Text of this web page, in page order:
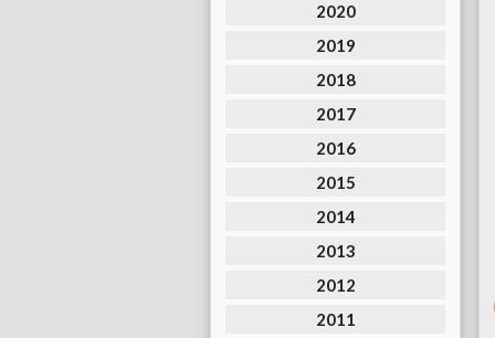
2020
2019
2018
2017
2016
2015
2014
2013
2012
2011